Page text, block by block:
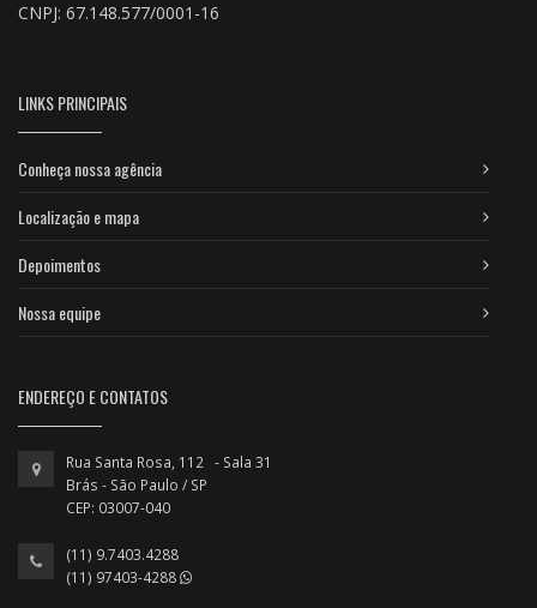
CNPJ: 67.148.577/0001-16
LINKS PRINCIPAIS
Conheça nossa agência
Localização e mapa
Depoimentos
Nossa equipe
ENDEREÇO E CONTATOS
Rua Santa Rosa, 112 - Sala 31
Brás - São Paulo / SP
CEP: 03007-040
(11) 9.7403.4288
(11) 97403-4288